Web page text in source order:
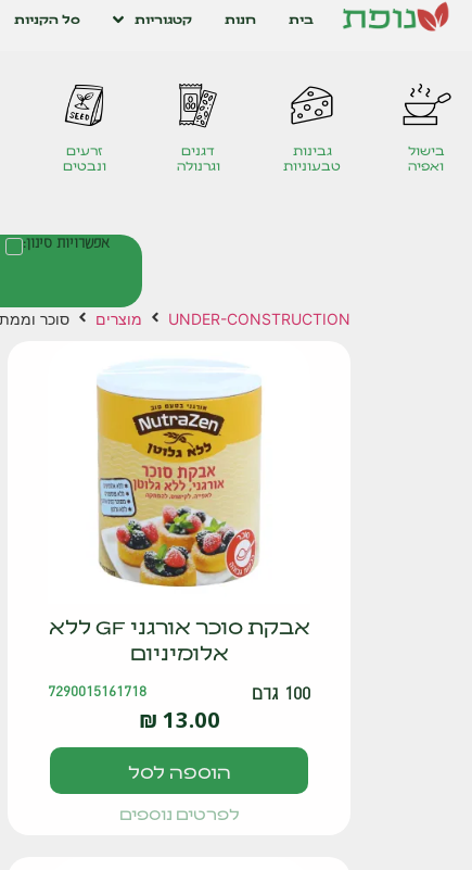
בית חנות קטגוריות סל הקניות
בישול
ואפיה
גבינות
טבעוניות
דגנים
וגרנולה
זרעים
ונבטים
אפשרויות סינון:
UNDER-CONSTRUCTION מוצרים סוכר
אבקת סוכר אורגני GF ללא
אלומיניום
100 גרם 7290015161718
13.00
₪
הוספה לסל
לפרטים נוספים